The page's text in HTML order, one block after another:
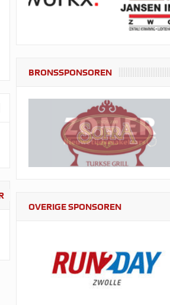
BRONSSPONSOREN
OVERIGE SPONSOREN